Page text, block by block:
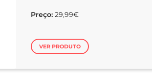
Preço: 29,99€
VER PRODUTO